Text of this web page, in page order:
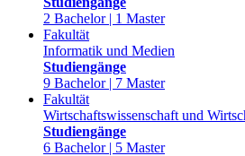
2 Bachelor | 1 Master
Fakultät
Informatik und Medien
Studiengänge
9 Bachelor | 7 Master
Fakultät
Wirtschaftswissenschaft und
Studiengänge
6 Bachelor | 5 Master